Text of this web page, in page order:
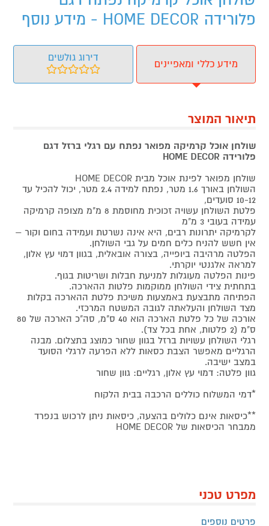
פלורידה HOME DECOR - מידע נוסף
מידע כללי ומאפיינים
דירוג גולשים
תיאור המוצר
שולחן אוכל קרמיקה מפואר נפתח עם רגלי ברזל דגם
פלורידה HOME DECOR
שולחן מפואר לפינת אוכל מבית HOME DECOR
השולחן באורך 1.6 מטר, נפתח למידה 2.4 מטר, יכול להכיל עד
10-12 סועדים,
פלטת השולחן עשויה זכוכית מחוסמת 8 מ"מ מצופה קרמיקה
עמידה בעובי 3 מ"מ
לקרמיקה יתרונות רבים, היא אינה נשרטת ועמידה בחום וקור –
אין חשש להניח כלים חמים על גבי השולחן.
הפלטה מרהיבה ביופייה, בצורה אובאלית, בגוון דמוי עץ אלון,
למראה אלגנטי יוקרתי.
פינות הפלטה מעוגלות למניעת חבלות ושריטות בגוף.
בתחתית צידי השולחן ממוקמות פלטות ההארכה.
הפתיחה מתבצעת באמצעות משיכת פלטת ההארכה בקלות
מצד השולחן והעלאתה לגובה המשטח המרכזי.
אורכה של כל פלטת הארכה הוא 40 ס"מ, סה"כ הארכה של 80
ס"מ (2 פלטות, אחת בכל צד).
רגלי השולחן עשויות ברזל בגוון שחור כמוצג בתצלום. מבנה
הרגליים מאפשר הצבת כסאות ללא הפרעה לרגלי הסועד
במצב ישיבה.
גוון פלטה: דמוי עץ אלון, רגליים: גוון שחור
*דמי המשלוח כוללים הרכבה בבית הלקוח
**כיסאות אינם כלולים בהצעה, כיסאות ניתן לרכוש בנפרד
ממבחר הכיסאות של HOME DECOR
מפרט טכני
פרטים נוספים